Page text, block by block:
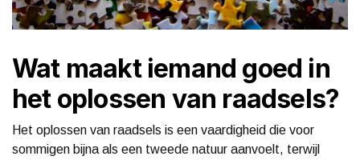
Wat maakt iemand goed in
het oplossen van raadsels?
Het oplossen van raadsels is een vaardigheid die voor
sommigen bijna als een tweede natuur aanvoelt, terwijl